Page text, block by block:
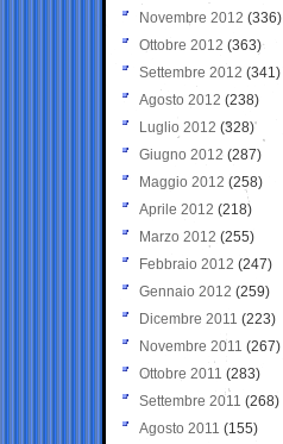
Novembre 2012 (336)
Ottobre 2012 (363)
Settembre 2012 (341)
Agosto 2012 (238)
Luglio 2012 (328)
Giugno 2012 (287)
Maggio 2012 (258)
Aprile 2012 (218)
Marzo 2012 (255)
Febbraio 2012 (247)
Gennaio 2012 (259)
Dicembre 2011 (223)
Novembre 2011 (267)
Ottobre 2011 (283)
Settembre 2011 (268)
Agosto 2011 (155)